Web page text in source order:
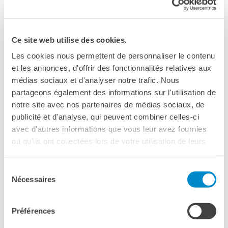
Ce site web utilise des cookies.
Les cookies nous permettent de personnaliser le contenu
et les annonces, d'offrir des fonctionnalités relatives aux
médias sociaux et d'analyser notre trafic. Nous
partageons également des informations sur l'utilisation de
notre site avec nos partenaires de médias sociaux, de
publicité et d'analyse, qui peuvent combiner celles-ci
avec d'autres informations que vous leur avez fournies
ou qu'ils ont collectées lors de votre utilisation de leurs
Nécessaires
Préférences
Café dell'innovazione
Dialoghi del Farnese
Farnèse à la page
Festa della musica
Incontro italo-francesi sul
mondo di domani
La Notte delle Idee
Operazioni artistiche
PERCHÉ IMPARARE IL
Rotte mediterranee:
(im)mobilità delle popolazioni
a confronto
con
Daniele Ferrari, ricercatore in diritto e religione presso
l’Università del Piemonte Orientale e ricercatore associato
al CNRS in Francia presso le unità di ricerca miste GSRL a
Camille Schmoll
, geografa francese, membro dell’UMR